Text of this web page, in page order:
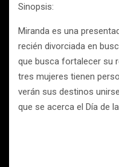
Sinopsis:
Miranda es una
recién divorciada en
que busca fortalecer su
tres mujeres tienen
verán sus destinos
que se acerca el Día de